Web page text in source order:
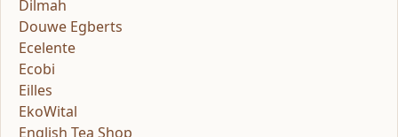
Dilmah
Douwe Egberts
Ecelente
Ecobi
Eilles
EkoWital
English Tea Shop